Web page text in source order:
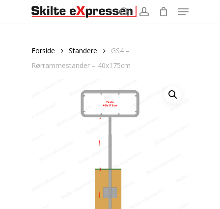
Menu
Forside Standere
GS4 –
Rørrammestander – 40x175cm